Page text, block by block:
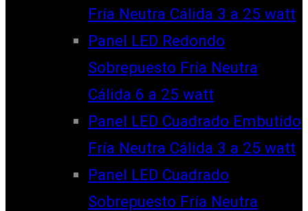
Fría Neutra Cálida 3 a 25 watt
Panel LED Redondo
Sobrepuesto Fría Neutra
Cálida 6 a 25 watt
Panel LED Cuadrado Embutido
Fría Neutra Cálida 3 a 25 watt
Panel LED Cuadrado
Sobrepuesto Fría Neutra